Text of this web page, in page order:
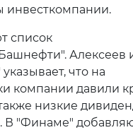
инвесткомпании.
список
Алексеев
что на
компании давили
низкие
В "Финаме"